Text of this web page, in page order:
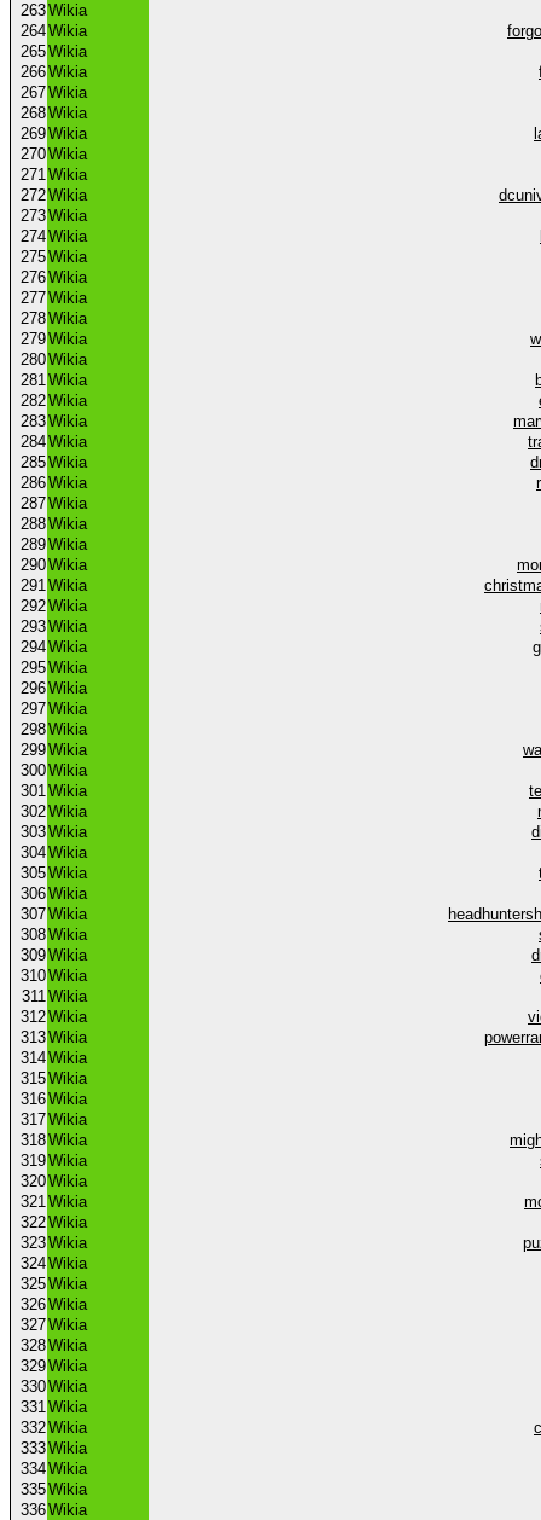
263Wikia
264Wikia
265Wikia
266Wikia
267Wikia
268Wikia
269Wikia
270Wikia
271Wikia
272Wikia
273Wikia
274Wikia
275Wikia
276Wikia
277Wikia
278Wikia
279Wikia
280Wikia
281Wikia
282Wikia
283Wikia
284Wikia
285Wikia
286Wikia
287Wikia
288Wikia
289Wikia
290Wikia
291Wikia
292Wikia
293Wikia
294Wikia
295Wikia
296Wikia
297Wikia
298Wikia
299Wikia
300Wikia
301Wikia
302Wikia
303Wikia
304Wikia
305Wikia
306Wikia
307Wikia
308Wikia
309Wikia
310Wikia
311Wikia
312Wikia
313Wikia
314Wikia
315Wikia
316Wikia
317Wikia
318Wikia
319Wikia
320Wikia
321Wikia
322Wikia
323Wikia
324Wikia
325Wikia
326Wikia
327Wikia
328Wikia
329Wikia
330Wikia
331Wikia
332Wikia
333Wikia
334Wikia
335Wikia
336Wikia